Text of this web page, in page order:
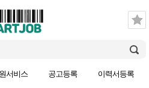
서비스 공고등록 이력서등록